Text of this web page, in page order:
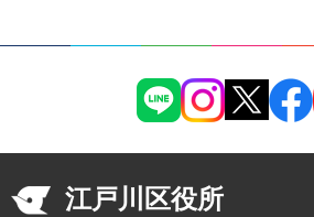
江戸川区役所